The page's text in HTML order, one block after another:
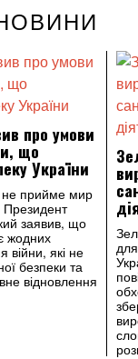
про умови
що
України
не прийме мир
Президент
заявив, що
жодних
війни, які не
безпеки та
відновлення